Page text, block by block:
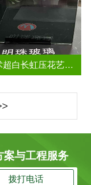
艺术超白长虹压花艺术玻璃门窗
与工程服务
拨打电话